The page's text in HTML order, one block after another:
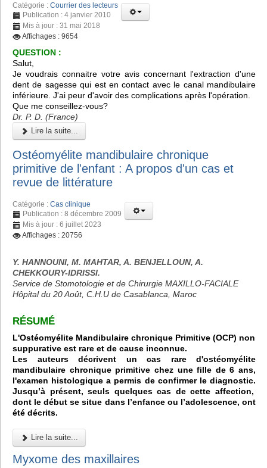
Catégorie : Courrier des lecteurs
Publication : 4 janvier 2010
Mis à jour : 31 mai 2018
Affichages : 9654
QUESTION :
Salut,
Je voudrais connaitre votre avis concernant l'extraction d'une
dent de sagesse qui est en contact avec le canal mandibulaire
inférieure. J'ai peur d'avoir des complications après l'opération.
Que me conseillez-vous?
Dr. P. D. (France)
Lire la suite...
Ostéomyélite mandibulaire chronique
primitive de l'enfant : A propos d'un cas et
revue de littérature
Catégorie : Cas clinique
Publication : 8 décembre 2009
Mis à jour : 6 juillet 2023
Affichages : 20756
Y. HANNOUNI, M. MAHTAR, A. BENJELLOUN, A.
CHEKKOURY-IDRISSI.
Service de Stomotologie et de Chirurgie MAXILLO-FACIALE
Hôpital du 20 Août, C.H.U de Casablanca, Maroc
RÉSUMÉ
L'Ostéomyélite Mandibulaire chronique Primitive (OCP) non
suppurative est rare et de cause inconnue.
Les auteurs décrivent un cas rare d'ostéomyélite
mandibulaire chronique primitive chez une fille de 6 ans,
l'examen histologique a permis de confirmer le diagnostic.
Jusqu’à présent, seuls quelques cas de cette affection,
dont le début se situe dans l’enfance ou l’adolescence, ont
été décrits.
Lire la suite...
Myxome des maxillaires